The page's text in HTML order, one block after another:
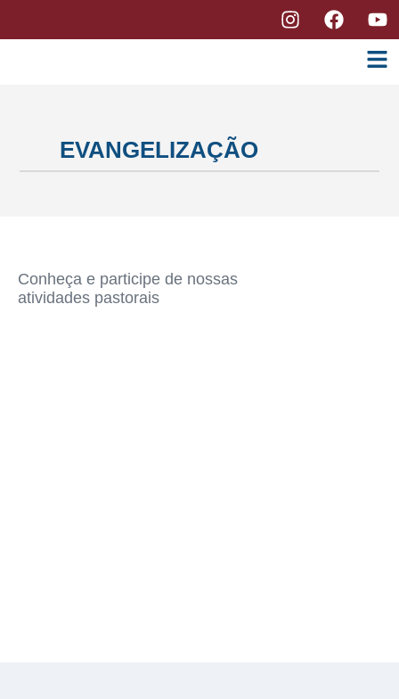
EVANGELIZAÇÃO
Conheça e participe de nossas
atividades pastorais